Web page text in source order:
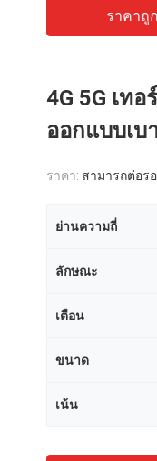
ราคาถู
4G 5G เท
ออกแบบเบ
ราคา: สามารถต่อร
ย่านความถี่
ลักษณะ
เตือน
ขนาด
เน้น